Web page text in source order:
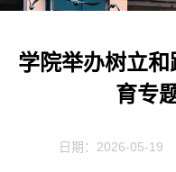
学院举办树立
育专
日期：2026-05-19